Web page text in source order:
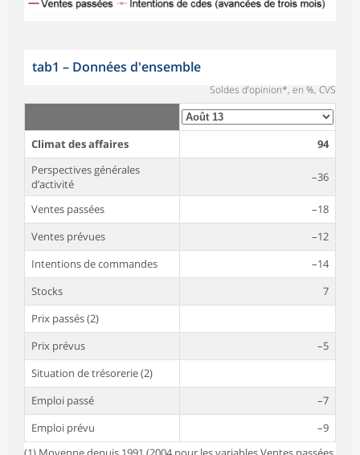
tab1 – Données d'ensemble
Soldes d’opinion*, en %, CVS
Climat des affaires
94
Perspectives générales
d’activité
–36
Ventes passées
–18
Ventes prévues
–12
Intentions de commandes
–14
Stocks
7
Prix passés (2)
Prix prévus
–5
Situation de trésorerie (2)
Emploi passé
–7
Emploi prévu
–9